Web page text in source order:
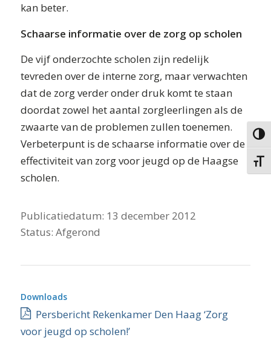
Kies
kan beter.
Schaarse informatie over de zorg op scholen
De vijf onderzochte scholen zijn redelijk
tevreden over de interne zorg, maar verwachten
dat de zorg verder onder druk komt te staan
doordat zowel het aantal zorgleerlingen als de
zwaarte van de problemen zullen toenemen.
Verbeterpunt is de schaarse informatie over de
effectiviteit van zorg voor jeugd op de Haagse
scholen.
Publicatiedatum: 13 december 2012
Status: Afgerond
Downloads
Persbericht Rekenkamer Den Haag ‘Zorg
voor jeugd op scholen!’